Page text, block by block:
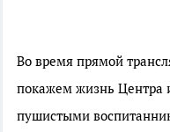
Во время прямой
покажем жизнь Центра
пушистыми